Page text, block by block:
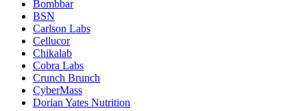
Bombbar
BSN
Carlson Labs
Cellucor
Chikalab
Cobra Labs
Crunch Brunch
CyberMass
Dorian Yates Nutrition